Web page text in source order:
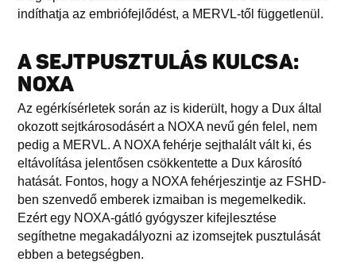
indíthatja az embriófejlődést, a MERVL-től függetlenül.
A SEJTPUSZTULÁS KULCSA:
NOXA
Az egérkísérletek során az is kiderült, hogy a Dux által
okozott sejtkárosodásért a NOXA nevű gén felel, nem
pedig a MERVL. A NOXA fehérje sejthalált vált ki, és
eltávolítása jelentősen csökkentette a Dux károsító
hatását. Fontos, hogy a NOXA fehérjeszintje az FSHD-
ben szenvedő emberek izmaiban is megemelkedik.
Ezért egy NOXA-gátló gyógyszer kifejlesztése
segíthetne megakadályozni az izomsejtek pusztulását
ebben a betegségben.